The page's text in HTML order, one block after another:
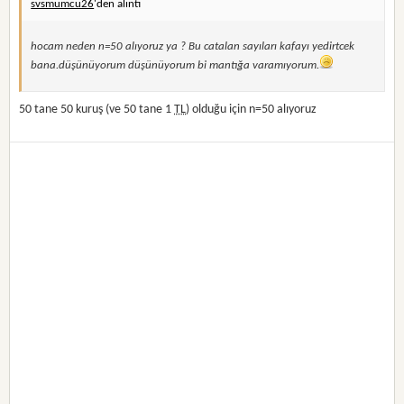
svsmumcu26'den alıntı
hocam neden n=50 alıyoruz ya ? Bu catalan sayıları kafayı yedirtcek
bana.düşünüyorum düşünüyorum bi mantığa varamıyorum.
50 tane 50 kuruş (ve 50 tane 1TL) olduğu için n=50 alıyoruz